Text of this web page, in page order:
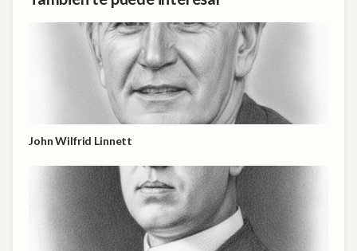
John Wilfrid Linnett